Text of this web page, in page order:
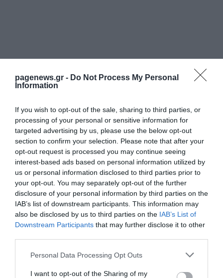
pagenews.gr - Do Not Process My Personal
Information
If you wish to opt-out of the sale, sharing to third parties, or
processing of your personal or sensitive information for
targeted advertising by us, please use the below opt-out
section to confirm your selection. Please note that after your
opt-out request is processed you may continue seeing
interest-based ads based on personal information utilized by
us or personal information disclosed to third parties prior to
your opt-out. You may separately opt-out of the further
disclosure of your personal information by third parties on the
IAB’s list of downstream participants. This information may
also be disclosed by us to third parties on the IAB’s List of
Downstream Participants that may further disclose it to other
Please note that this website/app uses one or more Google
not limited to your visit or usage behaviour. You may click to
Personal Data Processing Opt Outs
I want to opt-out of the Sharing of my
ΡΟΗ ΕΙΔΗΣΕΩΝ
Γιαννακόπουλος: «Όταν σου πετούν μια
μικρή πέτρα, παίρνεις έναν βράχο και
τους καταστρέφεις» [vid]
ΚΡΙΣΤΙΑΝ ΜΠΙΤΣΑΚΟΥ
07.08.2026 | 20:56
EuroLeague: Οι κορυφαίες μεταγραφές
των 20 ομάδων – Μοντέρο για Ολυμπιακό,
Ομπράντοβιτς για Παναθηναϊκό
ΚΡΙΣΤΙΑΝ ΜΠΙΤΣΑΚΟΥ